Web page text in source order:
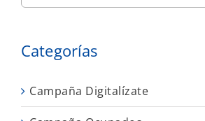
Categorías
Campaña Digitalízate